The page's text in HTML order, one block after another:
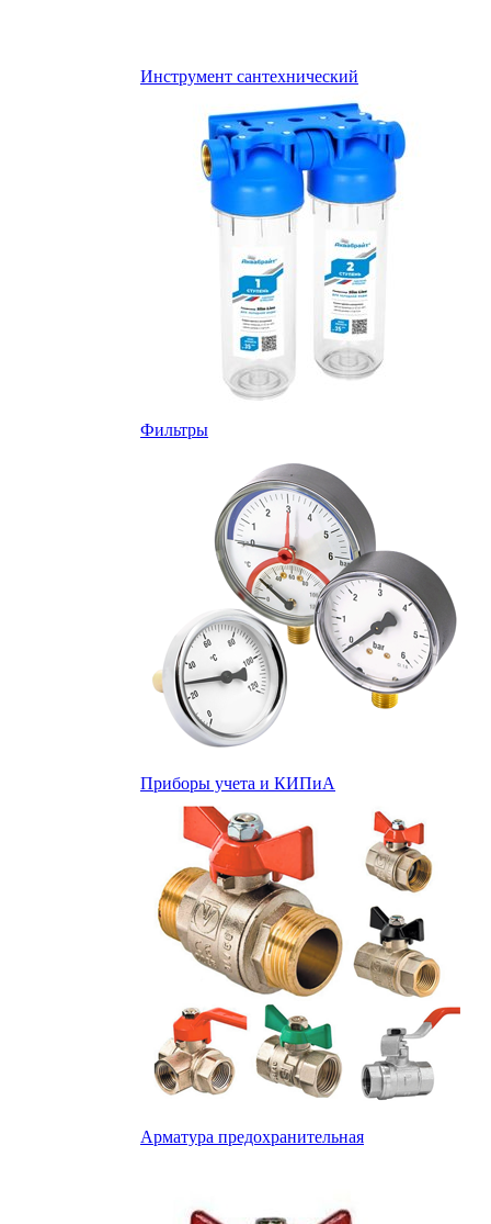
Инструмент сантехнический
Фильтры
Приборы учета и КИПиА
Арматура предохранительная